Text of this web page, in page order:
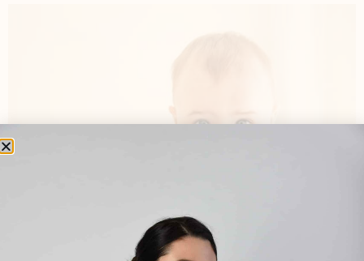
A fogzás megkönnyítéséhez szeretnék Nektek